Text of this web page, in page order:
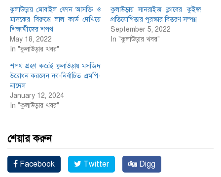
কুলাউড়ায় মোবাইল ফোন আসক্তি ও
মাদকের বিরুদ্ধে লাল কার্ড দেখিয়ে
শিক্ষার্থীদের শপথ
May 18, 2022
In "কুলাউড়ার খবর"
কুলাউড়ায় সানরাইজ ক্লাবের কুইজ
প্রতিযোগিতার পুরস্কার বিতরণ সম্পন্ন
September 5, 2022
In "কুলাউড়ার খবর"
শপথ গ্রহণ করেই কুলাউড়ায় মসজিদ
উদ্বোধন করলেন নব-নির্বাচিত এমপি-
নাদেল
January 12, 2024
In "কুলাউড়ার খবর"
শেয়ার করুন
Facebook Twitter Digg